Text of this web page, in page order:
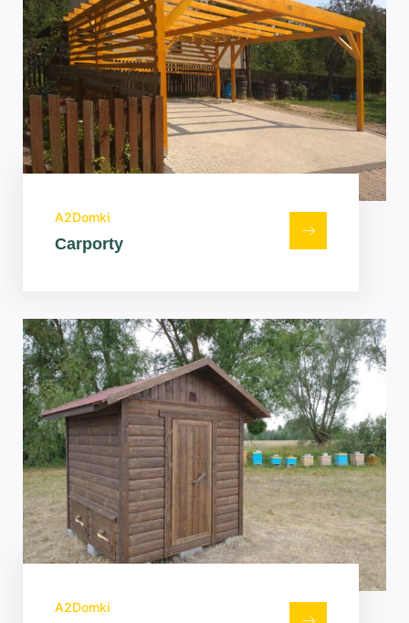
A2Domki
Carporty
A2Domki